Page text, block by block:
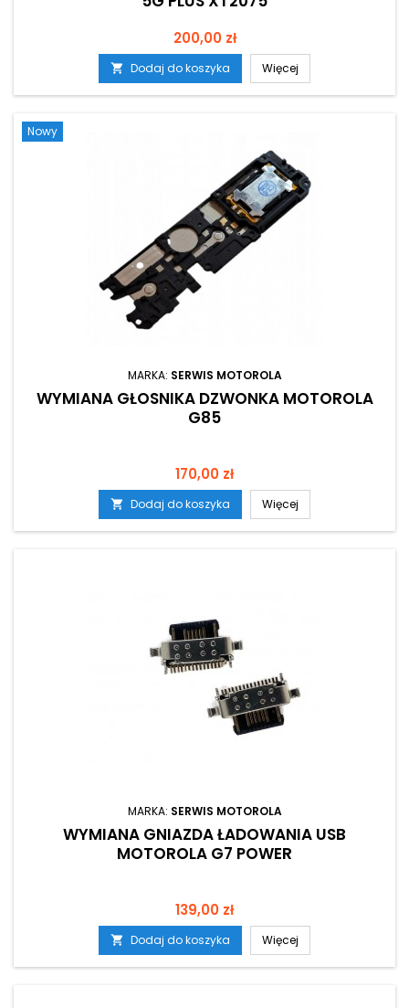
Cena
200,00 zł
 Dodaj do koszyka Więcej
Nowy
MARKA: SERWIS MOTOROLA
WYMIANA GŁOSNIKA DZWONKA MOTOROLA
G85
Cena
170,00 zł
 Dodaj do koszyka Więcej
MARKA: SERWIS MOTOROLA
WYMIANA GNIAZDA ŁADOWANIA USB
MOTOROLA G7 POWER
Cena
139,00 zł
 Dodaj do koszyka Więcej